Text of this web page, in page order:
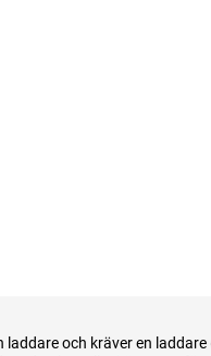
på baksidan. Dessutom
för att zooma optiskt, så
Du använder den här
bildoptimeringen
Dessutom har den här
Denna smartphone har en
flytande och smidiga ut.
laddare och kräver en laddare